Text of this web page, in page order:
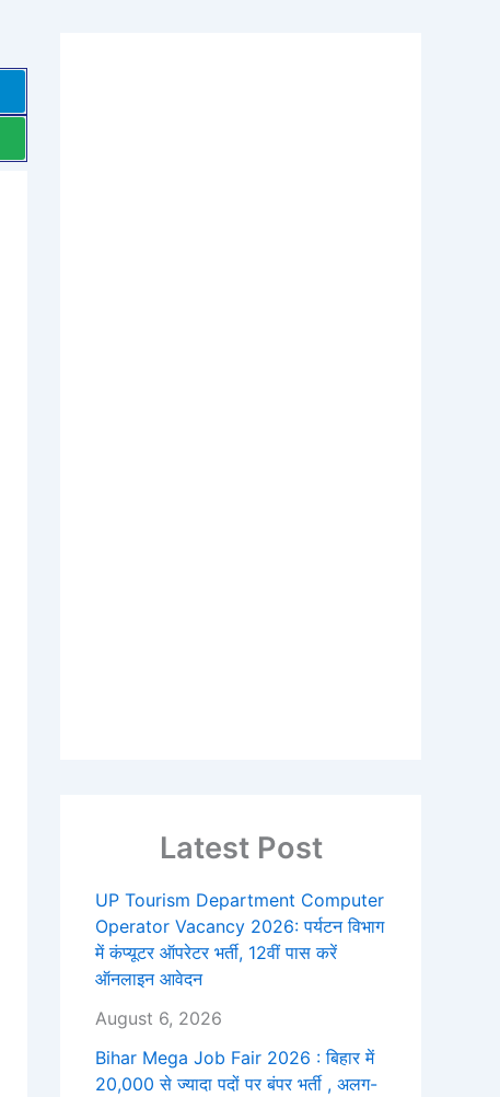
Latest Post
UP Tourism Department Computer
Operator Vacancy 2026: पर्यटन विभाग
में कंप्यूटर ऑपरेटर भर्ती, 12वीं पास करें
ऑनलाइन आवेदन
August 6, 2026
Bihar Mega Job Fair 2026 : बिहार में
20,000 से ज्यादा पदों पर बंपर भर्ती , अलग-